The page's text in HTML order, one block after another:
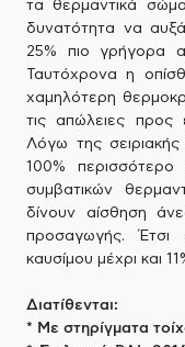
τα θερμαντικά
δυνατότητα να
25% πιο γρήγορα
Ταυτόχρονα η
χαμηλότερη
τις απώλειες προς
Λόγω της σειριακής
100% περισσότερο
συμβατικών
δίνουν αίσθηση
προσαγωγής. Έτσι
καυσίμου μέχρι και
Διατίθενται:
* Με στηρίγματα